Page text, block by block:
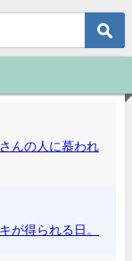
んの人に慕われ
が得られる日。